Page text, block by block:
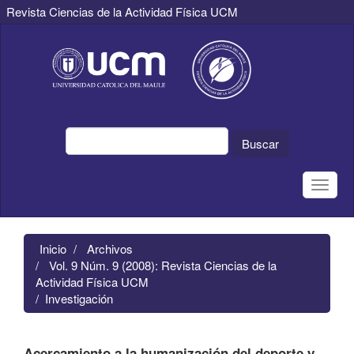
Revista Ciencias de la Actividad Física UCM
principal
Contenido
principal
Buscar
Toggle
Inicio
Archivos
Vol. 9 Núm. 9 (2008): Revista Ciencias de la
Actividad Física UCM
Investigación